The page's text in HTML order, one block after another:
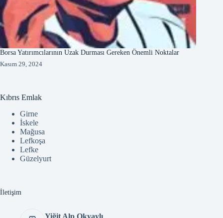
Borsa Yatırımcılarının Uzak Durması Gereken Önemli Noktalar
Kasım 29, 2024
Kıbrıs Emlak
Girne
İskele
Mağusa
Lefkoşa
Lefke
Güzelyurt
İletişim